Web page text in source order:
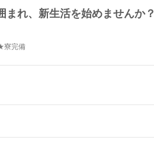
まれ、新生活を始めませんか？
寮完備